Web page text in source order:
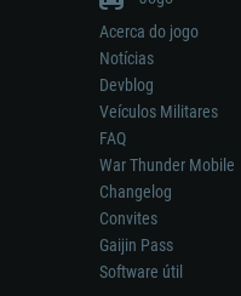
Acerca do jogo
Notícias
Devblog
Veículos Militares
FAQ
War Thunder Mobile
Changelog
Convites
Gaijin Pass
Software útil